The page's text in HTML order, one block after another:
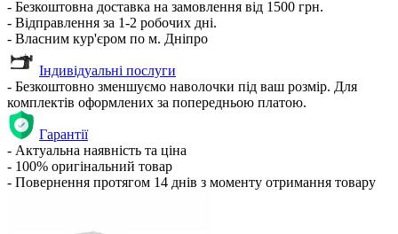
- Безкоштовна доставка на замовлення від 1500 грн.
- Відправлення за 1-2 робочих дні.
- Власним кур'єром по м. Дніпро
Індивідуальні послуги
- Безкоштовно зменшуємо наволочки під ваш розмір. Для
комплектів оформлених за попередньою платою.
Гарантії
- Актуальна наявність та ціна
- 100% оригінальний товар
- Повернення протягом 14 днів з моменту отримання товару